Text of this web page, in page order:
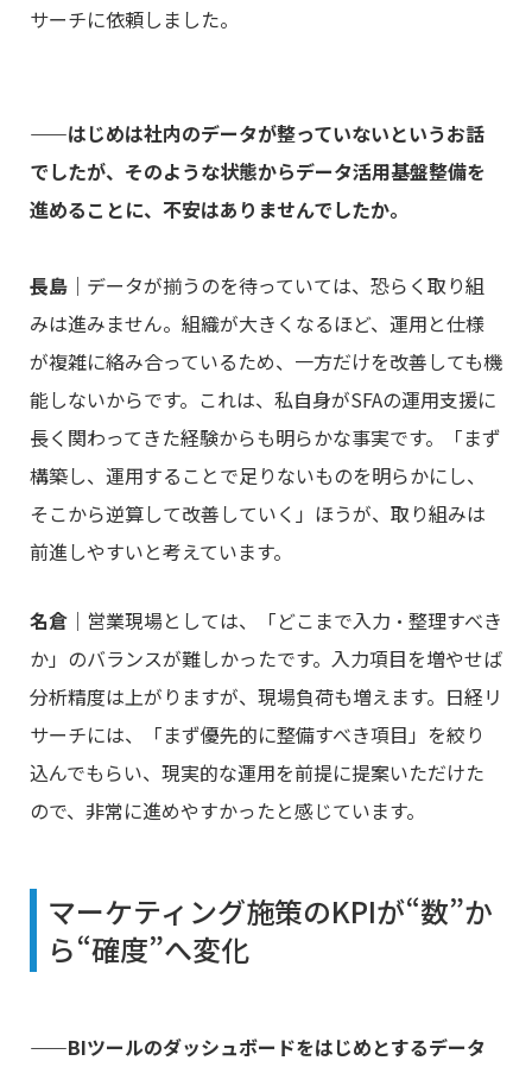
サーチに依頼しました。
――はじめは社内のデータが整っていないというお話
でしたが、そのような状態からデータ活用基盤整備を
進めることに、不安はありませんでしたか。
長島 ｜データが揃うのを待っていては、恐らく取り組
みは進みません。組織が大きくなるほど、運用と仕様
が複雑に絡み合っているため、一方だけを改善しても機
能しないからです。これは、私自身がSFAの運用支援に
長く関わってきた経験からも明らかな事実です。「まず
構築し、運用することで足りないものを明らかにし、
そこから逆算して改善していく」ほうが、取り組みは
前進しやすいと考えています。
名倉 ｜営業現場としては、「どこまで入力・整理すべき
か」のバランスが難しかったです。入力項目を増やせば
分析精度は上がりますが、現場負荷も増えます。日経リ
サーチには、「まず優先的に整備すべき項目」を絞り
込んでもらい、現実的な運用を前提に提案いただけた
ので、非常に進めやすかったと感じています。
マーケティング施策のKPIが“数”か
ら“確度”へ変化
――BIツールのダッシュボードをはじめとするデータ